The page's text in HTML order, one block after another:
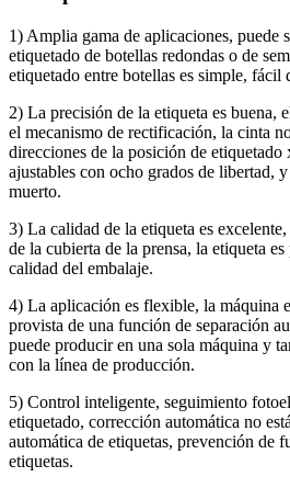
1) Amplia gama de aplicaciones, puede
etiquetado de botellas redondas o de
etiquetado entre botellas es simple, fácil
2) La precisión de la etiqueta es buena,
el mecanismo de rectificación, la cinta
direcciones de la posición de
ajustables con ocho grados de libertad,
muerto.
3) La calidad de la etiqueta es
de la cubierta de la prensa, la etiqueta
calidad del embalaje.
4) La aplicación es flexible, la máquina
provista de una función de separación
puede producir en una sola máquina y
con la línea de producción.
5) Control inteligente, seguimiento
etiquetado, corrección automática no
automática de etiquetas, prevención de
etiquetas.